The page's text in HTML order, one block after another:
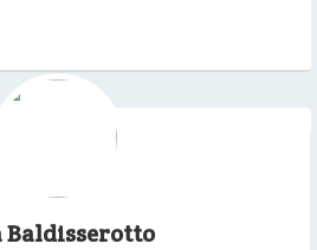
Baldisserotto